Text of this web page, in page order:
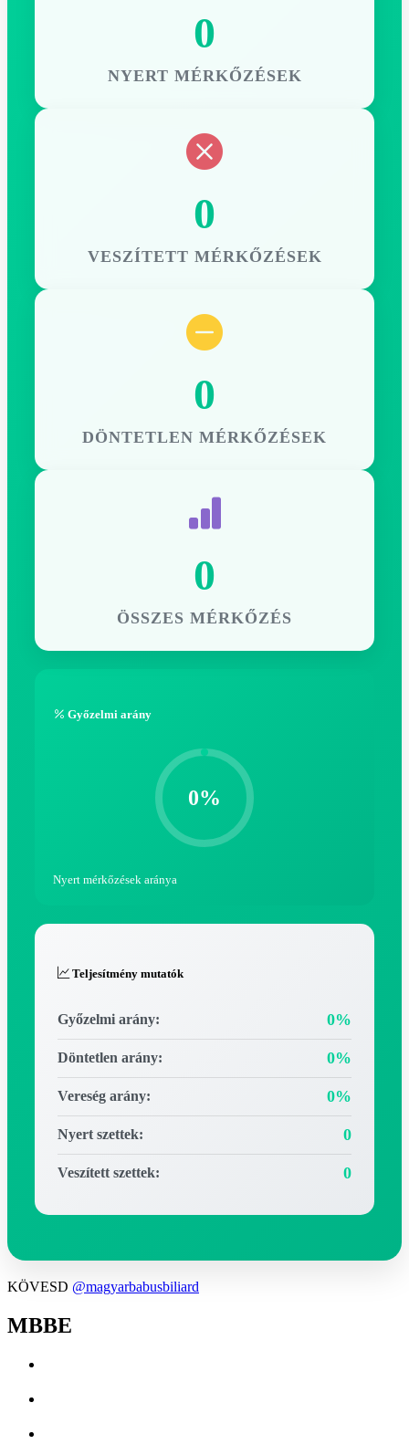
0
NYERT MÉRKŐZÉSEK
0
VESZÍTETT MÉRKŐZÉSEK
0
DÖNTETLEN MÉRKŐZÉSEK
0
ÖSSZES MÉRKŐZÉS
Győzelmi arány
0%
Nyert mérkőzések aránya
Teljesítmény mutatók
Győzelmi arány: 0%
Döntetlen arány: 0%
Vereség arány: 0%
Nyert szettek: 0
Veszített szettek: 0
KÖVESD @magyarbabusbiliard
MBBE